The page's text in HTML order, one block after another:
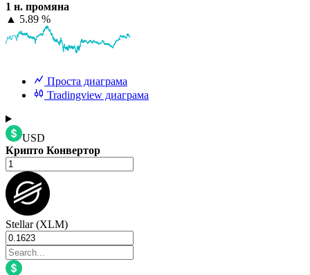
1 н. промяна
▲ 5.89 %
Проста диаграма
Tradingview диаграма
USD
Крипто Конвертор
Stellar (XLM)